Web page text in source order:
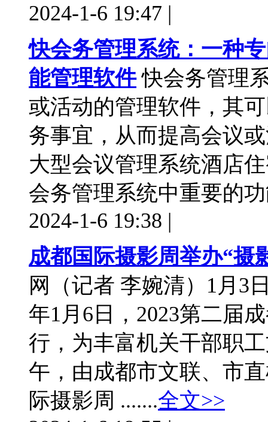
2024-1-6 19:47 |
快会务管理系统：一种
能管理软件 快会务管理
或活动的管理软件，其
务事宜，从而提高会议
大型会议管理系统酒店
会务管理系统中重要的功
2024-1-6 19:38 |
成都国际摄影周举办“摄
网（记者 李婉清）1月3
年1月6日，2023第二届
行，为丰富机关干部职
午，由成都市文联、市
际摄影周 .......全文>>